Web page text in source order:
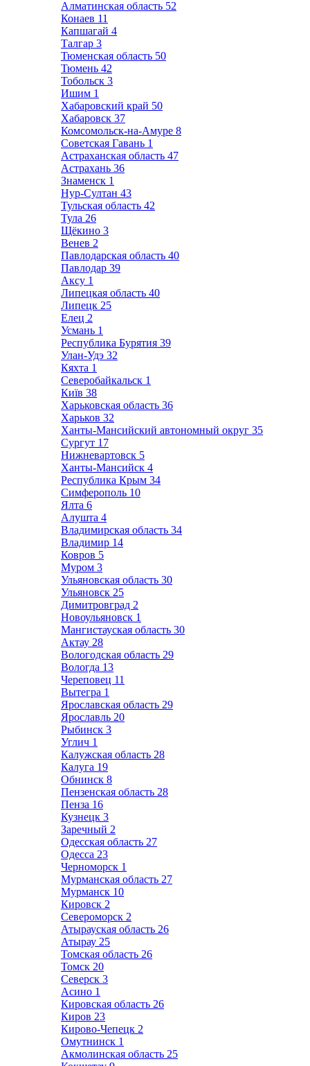
Алматинская область 52
Конаев 11
Капшагай 4
Талгар 3
Тюменская область 50
Тюмень 42
Тобольск 3
Ишим 1
Хабаровский край 50
Хабаровск 37
Комсомольск-на-Амуре 8
Советская Гавань 1
Астраханская область 47
Астрахань 36
Знаменск 1
Нур-Султан 43
Тульская область 42
Тула 26
Щёкино 3
Венев 2
Павлодарская область 40
Павлодар 39
Аксу 1
Липецкая область 40
Липецк 25
Елец 2
Усмань 1
Республика Бурятия 39
Улан-Удэ 32
Кяхта 1
Северобайкальск 1
Київ 38
Харьковская область 36
Харьков 32
Ханты-Мансийский автономный округ 35
Сургут 17
Нижневартовск 5
Ханты-Мансийск 4
Республика Крым 34
Симферополь 10
Ялта 6
Алушта 4
Владимирская область 34
Владимир 14
Ковров 5
Муром 3
Ульяновская область 30
Ульяновск 25
Димитровград 2
Новоульяновск 1
Мангистауская область 30
Актау 28
Вологодская область 29
Вологда 13
Череповец 11
Вытегра 1
Ярославская область 29
Ярославль 20
Рыбинск 3
Углич 1
Калужская область 28
Калуга 19
Обнинск 8
Пензенская область 28
Пенза 16
Кузнецк 3
Заречный 2
Одесская область 27
Одесса 23
Черноморск 1
Мурманская область 27
Мурманск 10
Кировск 2
Североморск 2
Атырауская область 26
Атырау 25
Томская область 26
Томск 20
Северск 3
Асино 1
Кировская область 26
Киров 23
Кирово-Чепецк 2
Омутнинск 1
Акмолинская область 25